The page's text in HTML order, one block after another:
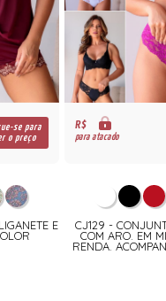
se para
o preço
E
R$
para atacado
CJ129 -
COM ARO. EM
RENDA.